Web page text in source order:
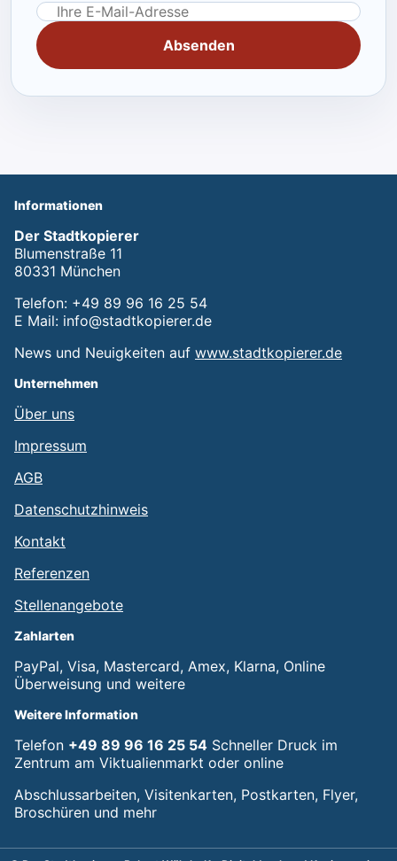
Absenden
Informationen
Der Stadtkopierer
Blumenstraße 11
80331 München
Telefon: +49 89 96 16 25 54
E Mail: info@stadtkopierer.de
News und Neuigkeiten auf www.stadtkopierer.de
Unternehmen
Über uns
Impressum
AGB
Datenschutzhinweis
Kontakt
Referenzen
Stellenangebote
Zahlarten
PayPal, Visa, Mastercard, Amex, Klarna, Online
Überweisung und weitere
Weitere Information
Telefon +49 89 96 16 25 54 Schneller Druck im
Zentrum am Viktualienmarkt oder online
Abschlussarbeiten, Visitenkarten, Postkarten, Flyer,
Broschüren und mehr